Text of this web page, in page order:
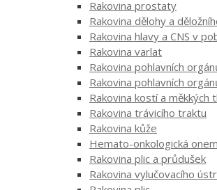
Rakovina prostaty
Rakovina dělohy a
Rakovina hlavy a CNS v
Rakovina varlat
Rakovina pohlavních
Rakovina pohlavních
Rakovina kostí a měkkých
Rakovina trávicího traktu
Rakovina kůže
Hemato-onkologická
Rakovina plic a průdušek
Rakovina vylučovacího